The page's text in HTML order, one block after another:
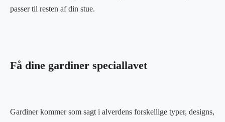
passer til resten af din stue.
Få dine gardiner speciallavet
Gardiner kommer som sagt i alverdens forskellige typer, designs,